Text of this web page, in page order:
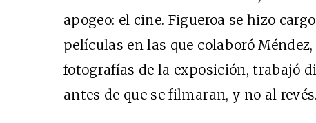
apogeo: el cine. Figueroa se hizo
películas en las que colaboró
fotografías de la exposición, trabajó
antes de que se filmaran, y no al revés.